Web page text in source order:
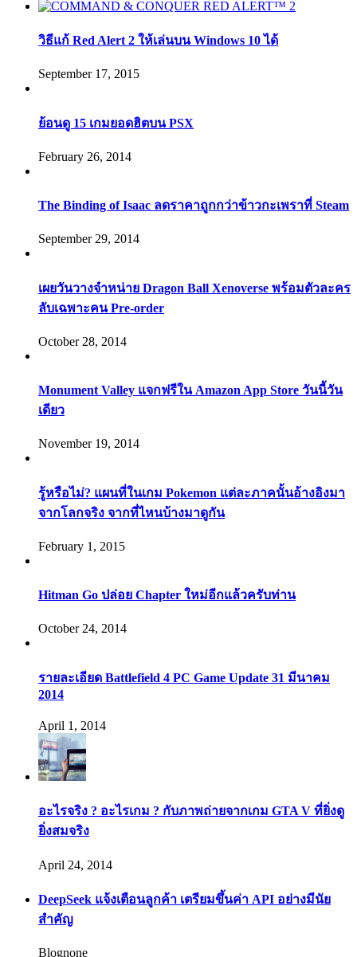
วิธีแก้ Red Alert 2 ให้เล่นบน Windows 10 ได้
September 17, 2015
ย้อนดู 15 เกมยอดฮิตบน PSX
February 26, 2014
The Binding of Isaac ลดราคาถูกกว่าข้าวกะเพราที่ Steam
September 29, 2014
เผยวันวางจำหน่าย Dragon Ball Xenoverse พร้อมตัวละคร
ลับเฉพาะคน Pre-order
October 28, 2014
Monument Valley แจกฟรีใน Amazon App Store วันนี้วัน
เดียว
November 19, 2014
รู้หรือไม่? แผนที่ในเกม Pokemon แต่ละภาคนั้นอ้างอิงมา
จากโลกจริง จากที่ไหนบ้างมาดูกัน
February 1, 2015
Hitman Go ปล่อย Chapter ใหม่อีกแล้วครับท่าน
October 24, 2014
รายละเอียด Battlefield 4 PC Game Update 31 มีนาคม
2014
April 1, 2014
อะไรจริง ? อะไรเกม ? กับภาพถ่ายจากเกม GTA V ที่ยิ่งดู
ยิ่งสมจริง
April 24, 2014
DeepSeek แจ้งเตือนลูกค้า เตรียมขึ้นค่า API อย่างมีนัย
สำคัญ
Blognone